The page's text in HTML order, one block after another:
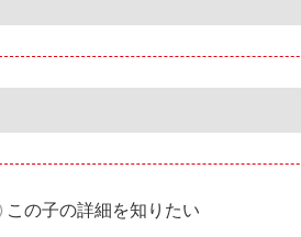
この子の詳細を知りたい